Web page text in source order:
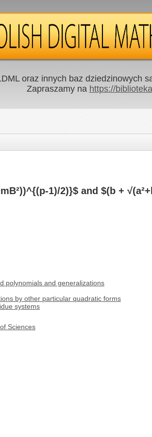
oraz innych baz dziedzinowych
Zapraszamy na https://
1)/2)}$ and $(b +
polynomials and generalizations
by other particular quadratic forms
systems
Sciences